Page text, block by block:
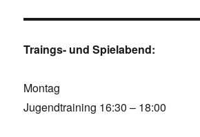
Traings- und Spielabend:
Montag
Jugendtraining 16:30 – 18:00